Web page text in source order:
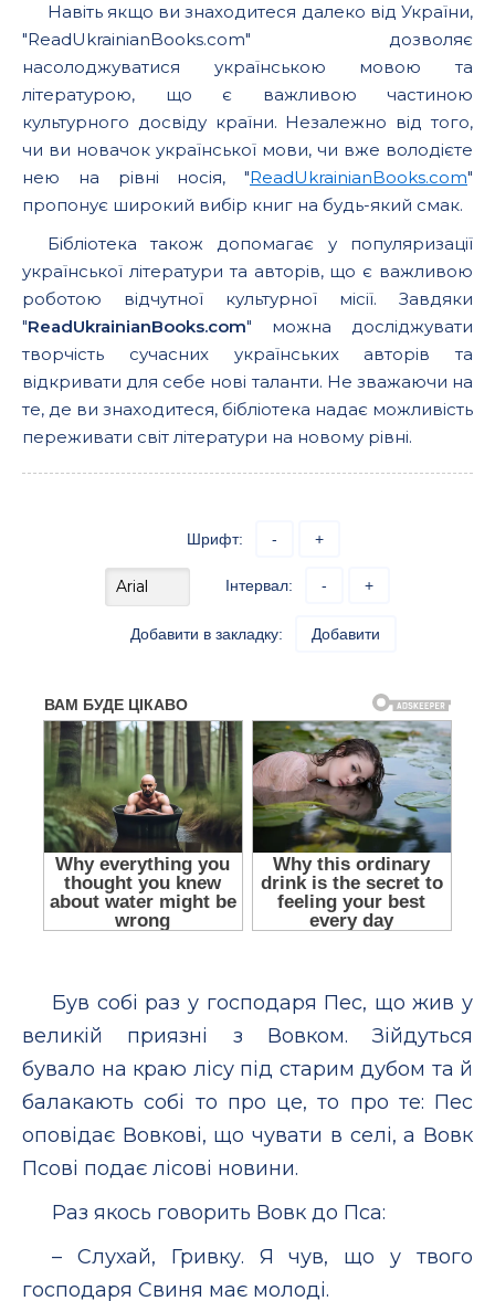
Навіть якщо ви знаходитеся далеко від України,
"ReadUkrainianBooks.com" дозволяє
насолоджуватися українською мовою та
літературою, що є важливою частиною
культурного досвіду країни. Незалежно від того,
чи ви новачок української мови, чи вже володієте
нею на рівні носія, "ReadUkrainianBooks.com"
пропонує широкий вибір книг на будь-який смак.
Бібліотека також допомагає у популяризації
української літератури та авторів, що є важливою
роботою відчутної культурної місії. Завдяки
"ReadUkrainianBooks.com" можна досліджувати
творчість сучасних українських авторів та
відкривати для себе нові таланти. Не зважаючи на
те, де ви знаходитеся, бібліотека надає можливість
переживати світ літератури на новому рівні.
Шрифт: - +
Інтервал: - +
Добавити в закладку: Добавити
Був собі раз у господаря Пес, що жив у
великій приязні з Вовком. Зійдуться
бувало на краю лісу під старим дубом та й
балакають собі то про це, то про те: Пес
оповідає Вовкові, що чувати в селі, а Вовк
Псові подає лісові новини.
Раз якось говорить Вовк до Пса:
– Слухай, Гривку. Я чув, що у твого
господаря Свиня має молоді.